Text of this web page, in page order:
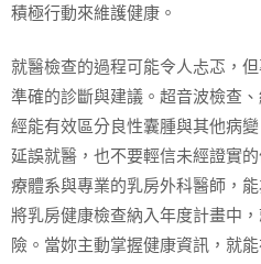
積極行動來維護健康。
就醫檢查的過程可能令人忐忑，
準確的診斷與建議。超音波檢查
經能有效區分良性囊腫與其他病
延誤就醫，也不要輕信未經證實
療體系與專業的乳房外科醫師，
將乳房健康檢查納入年度計畫中
險。當妳主動掌握健康資訊，就